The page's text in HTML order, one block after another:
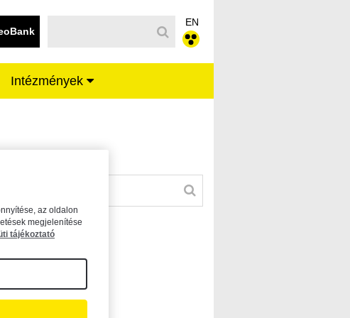
EN
Intézmények
az oldalon
megjelenítése
tájékoztató